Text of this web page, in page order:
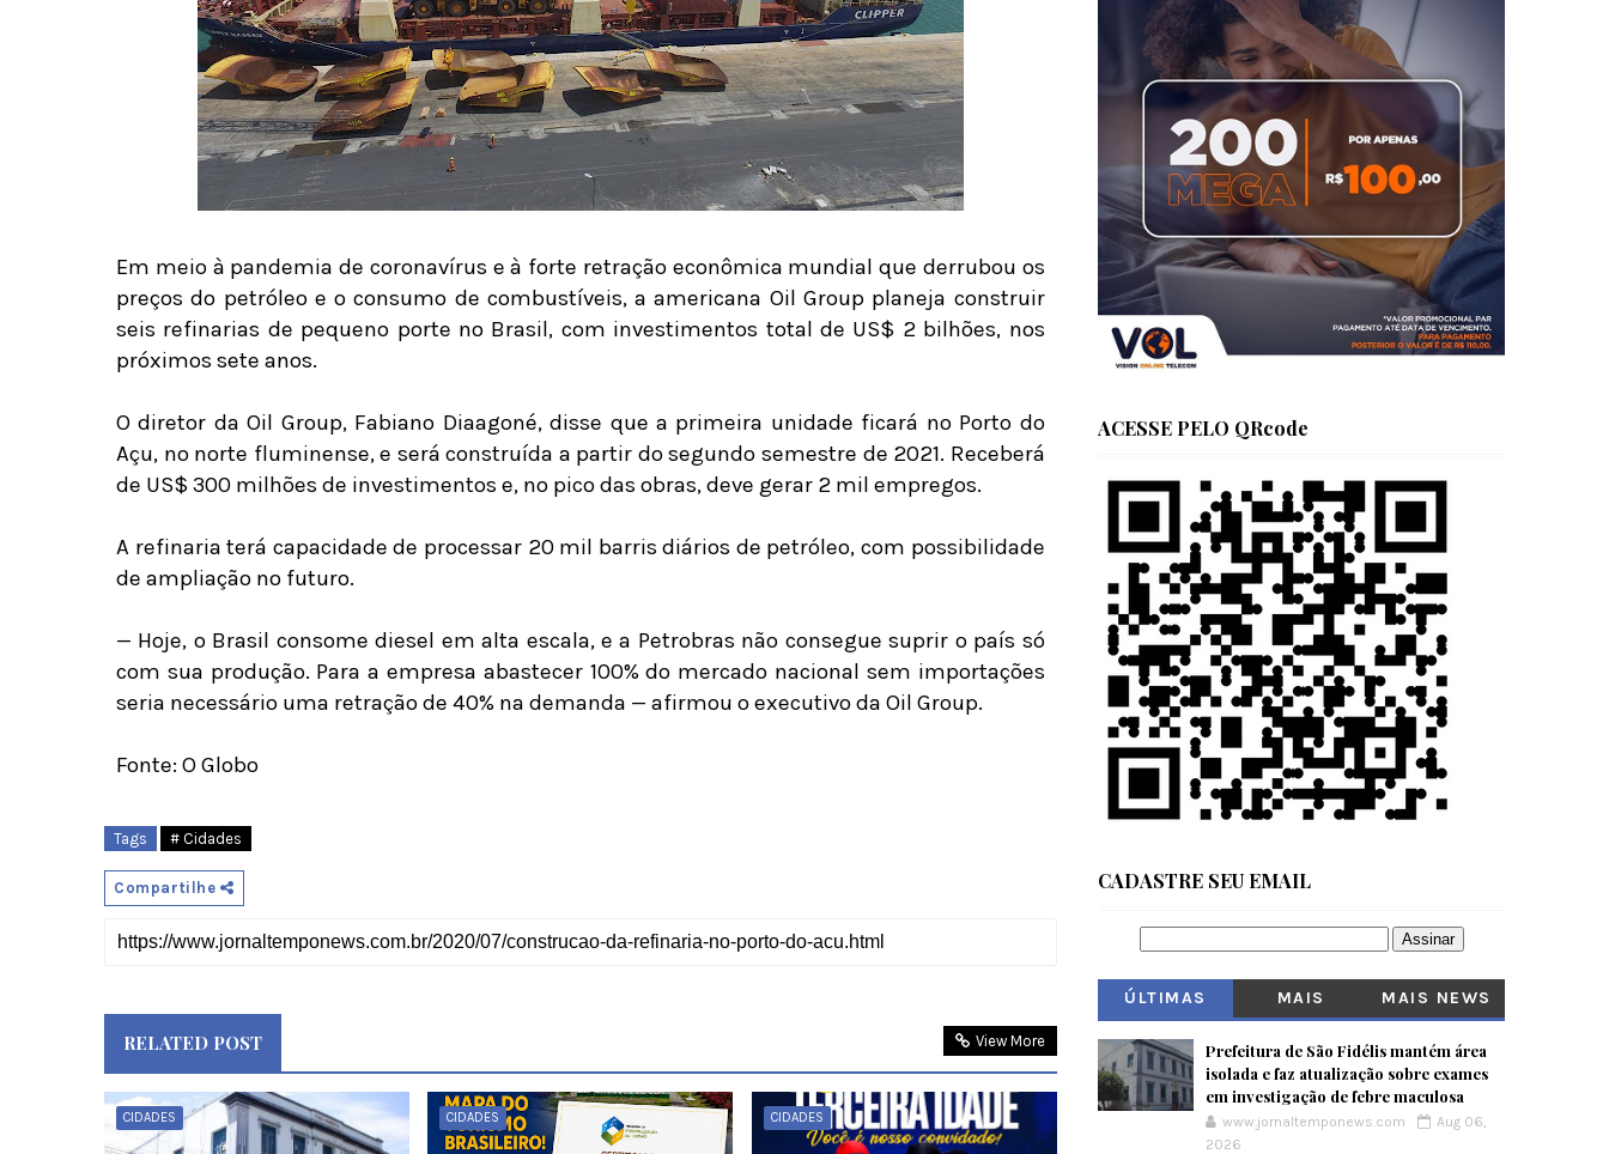
Em meio à pandemia de coronavírus e à forte retração econômica mundial que derrubou os
preços do petróleo e o consumo de combustíveis, a americana Oil Group planeja construir
seis refinarias de pequeno porte no Brasil, com investimentos total de US$ 2 bilhões, nos
próximos sete anos.
O diretor da Oil Group, Fabiano Diaagoné, disse que a primeira unidade ficará no Porto do
Açu, no norte fluminense, e será construída a partir do segundo semestre de 2021. Receberá
de US$ 300 milhões de investimentos e, no pico das obras, deve gerar 2 mil empregos.
A refinaria terá capacidade de processar 20 mil barris diários de petróleo, com possibilidade
de ampliação no futuro.
— Hoje, o Brasil consome diesel em alta escala, e a Petrobras não consegue suprir o país só
com sua produção. Para a empresa abastecer 100% do mercado nacional sem importações
seria necessário uma retração de 40% na demanda — afirmou o executivo da Oil Group.
Fonte: O Globo
Tags # Cidades
Compartilhe
RELATED POST View More
CIDADES CIDADES CIDADES
ACESSE PELO QRcode
CADASTRE SEU EMAIL
ÚLTIMAS
MAIS
MAIS NEWS
Prefeitura de São Fidélis mantém área
isolada e faz atualização sobre exames
em investigação de febre maculosa
www.jornaltemponews.com
Aug 06,
2026